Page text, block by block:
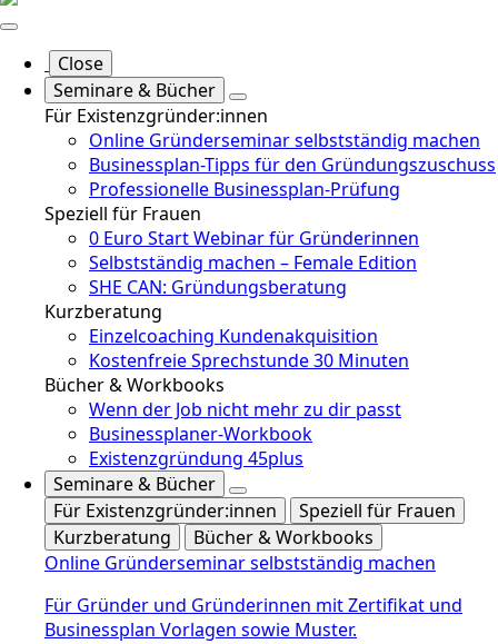
Close
Seminare & Bücher
Für Existenzgründer:innen
Online Gründerseminar selbstständig machen
Businessplan-Tipps für den Gründungszuschuss
Professionelle Businessplan-Prüfung
Speziell für Frauen
0 Euro Start Webinar für Gründerinnen
Selbstständig machen – Female Edition
SHE CAN: Gründungsberatung
Kurzberatung
Einzelcoaching Kundenakquisition
Kostenfreie Sprechstunde 30 Minuten
Bücher & Workbooks
Wenn der Job nicht mehr zu dir passt
Businessplaner-Workbook
Existenzgründung 45plus
Seminare & Bücher
Für Existenzgründer:innen
Speziell für Frauen
Kurzberatung
Bücher & Workbooks
Online Gründerseminar selbstständig machen
Für Gründer und Gründerinnen mit Zertifikat und
Businessplan Vorlagen sowie Muster.